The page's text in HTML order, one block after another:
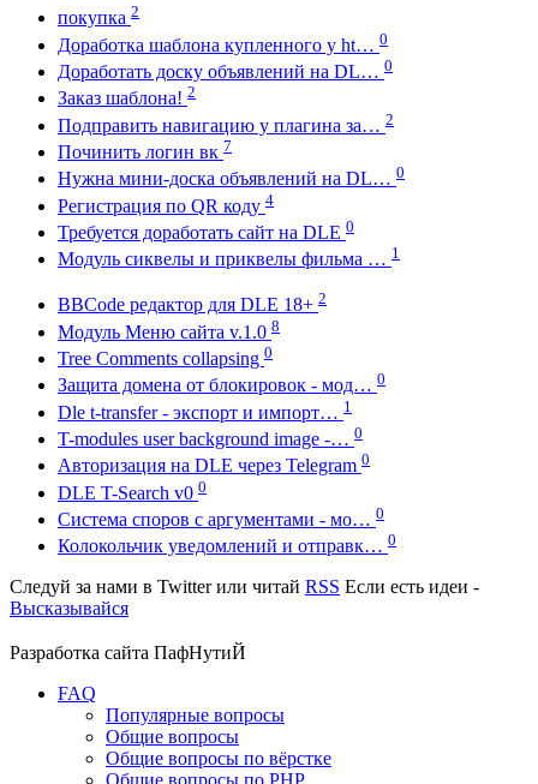
покупка 2
Доработка шаблона купленного у ht… 0
Доработать доску объявлений на DL… 0
Заказ шаблона! 2
Подправить навигацию у плагина за… 2
Починить логин вк 7
Нужна мини-доска объявлений на DL… 0
Регистрация по QR коду 4
Требуется доработать сайт на DLE 0
Модуль сиквелы и приквелы фильма … 1
BBCode редактор для DLE 18+ 2
Модуль Меню сайта v.1.0 8
Tree Comments collapsing 0
Защита домена от блокировок - мод… 0
Dle t-transfer - экспорт и импорт… 1
T-modules user background image -… 0
Авторизация на DLE через Telegram 0
DLE T-Search v0 0
Система споров с аргументами - мо… 0
Колокольчик уведомлений и отправк… 0
Следуй за нами в Twitterили читай RSS Если есть идеи -
Высказывайся
Разработка сайта ПафНутиЙ
FAQ
Популярные вопросы
Общие вопросы
Общие вопросы по вёрстке